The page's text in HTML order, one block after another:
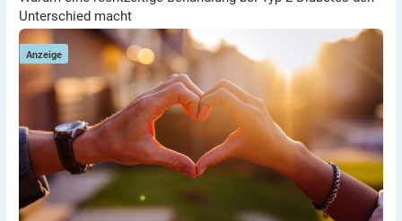
Unterschied macht
Anzeige